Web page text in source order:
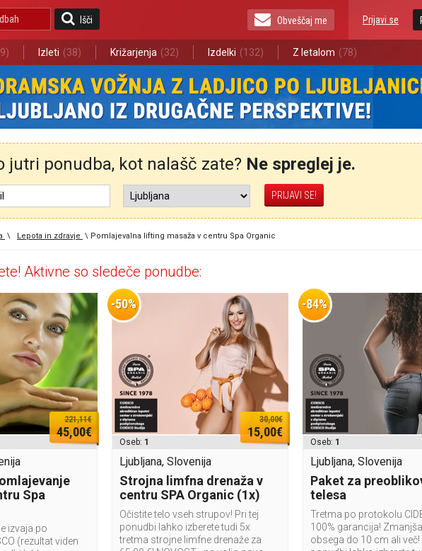
Išči Prijavi se
Obveščaj me
Izleti (38) Križarjenja (32) Izdelki (132) Z letalom (78)
jutri ponudba, kot nalašč zate? Ne spreglej je.
\ Lepota in zdravje \ Pomlajevalna lifting masaža v centru Spa Organic
Aktivne so sledeče ponudbe:
221,11€
45,00€
Spa
izvaja po
(rezultat viden
-50%
30,00€
15,00€
Oseb: 1
Ljubljana, Slovenija
Strojna limfna drenaža v
centru SPA Organic (1x)
Očistite telo vseh strupov! Pri tej
ponudbi lahko izberete tudi 5x
tretma strojne limfne drenaže za
-84%
Oseb: 1
Ljubljana, Slovenija
Paket za
telesa
Tretma po protokolu
100% garancija!
obsega do 10 cm ali več!